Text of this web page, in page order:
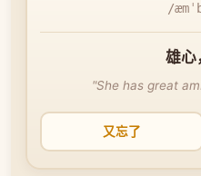
/
雄心
"She has great
又忘了